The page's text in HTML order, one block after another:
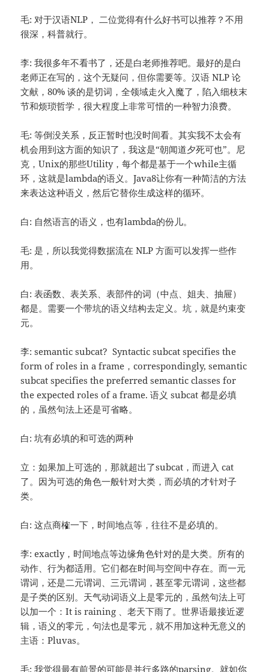
毛: 对于汉语NLP， 二位觉得有什么好书可以推荐？不用
很深，科普就行。
李: 我很多年不看书了，还是白老师推荐吧。最好的是白
老师正在写的，这个无疑问，但你需要等。汉语 NLP 论
文献，80% 谈的是切词，全领域走火入魔了，陷入细枝末
节和烦琐哲学，很大程度上非常可惜的一种智力浪费。
毛: 等倒没关系，反正暂时也没时间看。其实我不太会有
机会用到这方面的知识了，我这是“朝闻道夕死可也”。尼
克，Unix的那些Utility，每个都是基于一个while主循
环，这就是lambda的语义。Java8让你有一种简洁的方法
来表达这种语义，然后它替你生成这样的循环。
白: 自然语言的语义，也有lambda的份儿。
毛: 是，所以我觉得数据流在 NLP 方面可以发挥一些作
用。
白: 表函数、表关系、表部件的词（中点、姐夫、抽屉）
都是。需要一个带坑的语义结构去定义。坑，就是约束变
元。
李: semantic subcat? Syntactic subcat specifies the
form of roles in a frame，correspondingly, semantic
subcat specifies the preferred semantic classes for
the expected roles of a frame. 语义 subcat 都是必填
的，虽然句法上还是可省略。
白: 坑有必填的和可选的两种
立：如果加上可选的，那就超出了subcat，而进入 cat
了。因为可选的角色一般针对大类，而必填的才针对子
类。
白: 这点商榷一下，时间地点等，往往不是必填的。
李: exactly，时间地点等边缘角色针对的是大类。所有的
动作、行为都适用。它们都在时间与空间中存在。而一元
谓词，还是二元谓词、三元谓词，甚至零元谓词，这些都
是子类的区别。天气动词语义上是零元的，虽然句法上可
以加一个：It is raining 、老天下雨了。世界语最接近逻
辑，语义的零元，句法也是零元，就不用加这种无意义的
主语：Pluvas。
毛: 我觉得最有前景的可能是并行多路的parsing。就如你